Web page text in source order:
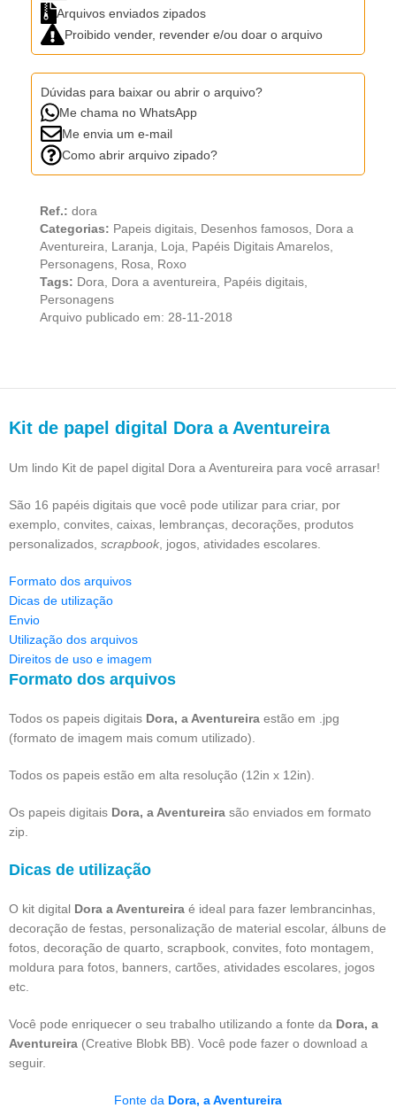
Arquivos enviados zipados
Proibido vender, revender e/ou doar o arquivo
Dúvidas para baixar ou abrir o arquivo?
Me chama no WhatsApp
Me envia um e-mail
Como abrir arquivo zipado?
Ref.: dora
Categorias: Papeis digitais Desenhos famosos Dora a
Aventureira
Laranja Loja Papéis Digitais Amarelos
Personagens Rosa
Roxo
Tags: Dora Dora a aventureira Papéis digitais
Personagens
Arquivo publicado em: 28-11-2018
Kit de papel digital Dora a Aventureira
Um lindo Kit de papel digital Dora a Aventureira para você arrasar!
São 16 papéis digitais que você pode utilizar para criar, por
exemplo, convites, caixas, lembranças, decorações, produtos
personalizados, scrapbook , jogos, atividades escolares.
Formato dos arquivos
Dicas de utilização
Envio
Utilização dos arquivos
Direitos de uso e imagem
Formato dos arquivos
Todos os papeis digitais Dora, a Aventureira estão em .jpg
(formato de imagem mais comum utilizado).
Todos os papeis estão em alta resolução (12in x 12in).
Os papeis digitais Dora, a Aventureira são enviados em formato
zip.
Dicas de utilização
O kit digital Dora a Aventureira é ideal para fazer lembrancinhas,
decoração de festas, personalização de material escolar, álbuns de
fotos, decoração de quarto, scrapbook, convites, foto montagem,
moldura para fotos, banners, cartões, atividades escolares, jogos
etc.
Você pode enriquecer o seu trabalho utilizando a fonte da Dora, a
Aventureira (Creative Blobk BB). Você pode fazer o download a
seguir.
Fonte da Dora, a Aventureira